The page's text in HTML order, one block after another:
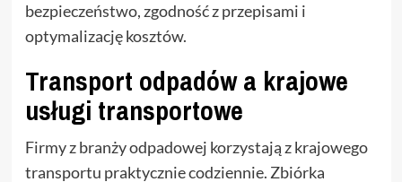
bezpieczeństwo, zgodność z przepisami i
optymalizację kosztów.
Transport odpadów a krajowe
usługi transportowe
Firmy z branży odpadowej korzystają z krajowego
transportu praktycznie codziennie. Zbiórka